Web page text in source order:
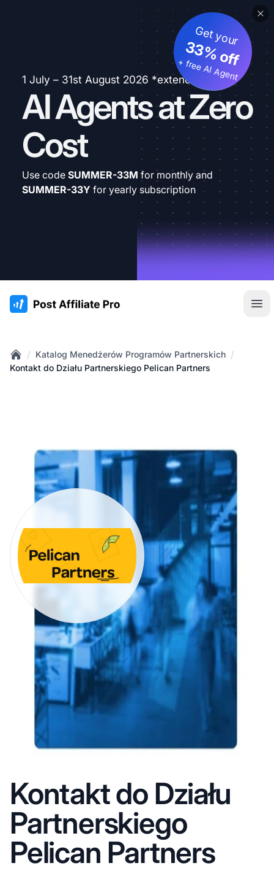
1 July – 31st August 2026 *extended
AI Agents at Zero
Cost
Get your
33% off
+ free AI Agent
Use code SUMMER-33M for monthly and
SUMMER-33Y for yearly subscription
:site.title
Home
/ Katalog Menedżerów Programów Partnerskich /
Kontakt do Działu Partnerskiego Pelican Partners
Kontakt do Działu
Partnerskiego
Pelican Partners